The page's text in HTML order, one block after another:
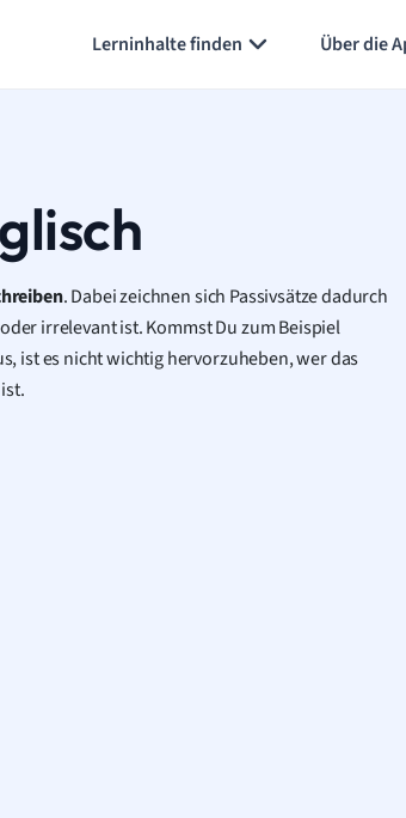
Lerninhalte finden Über die
. Dabei zeichnen sich Passivsätze dadurch
oder irrelevant ist. Kommst Du zum Beispiel
ist es nicht wichtig hervorzuheben, wer das